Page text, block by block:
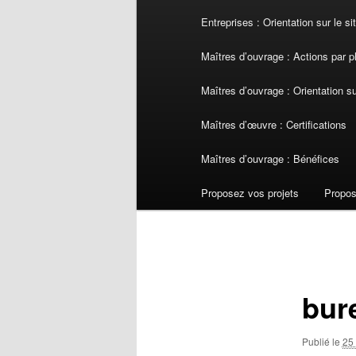
Entreprises : Orientation sur le
Maîtres d’ouvrage : Actions par
Maîtres d’ouvrage : Orientation
Maîtres d’œuvre : Certifications
Maîtres d’ouvrage : Bénéfices
Proposez vos projets
Publié le 25